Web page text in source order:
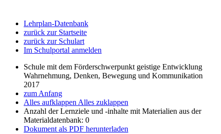
Lehrplan-Datenbank
zurück zur Startseite
zurück zur Schulart
Im Schulportal anmelden
Schule mit dem Förderschwerpunkt geistige Entwicklung
Wahrnehmung, Denken, Bewegung und Kommunikation
2017
zum Anfang
Alles aufklappen Alles zuklappen
Anzahl der Lernziele und -inhalte mit Materialien aus der
Materialdatenbank: 0
Dokument als PDF herunterladen